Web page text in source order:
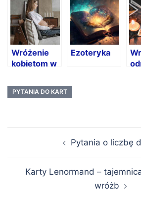
całe życie?
Wróżenie
kobietom w
Ezoteryka
PYTANIA DO KART
Pytania o liczbę
Karty Lenormand –
wróżb